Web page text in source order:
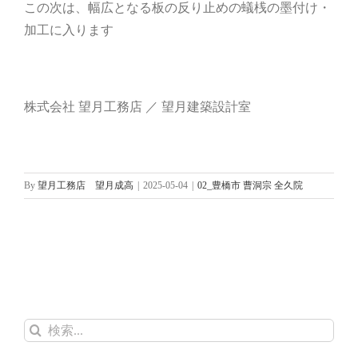
この次は、幅広となる板の反り止めの蟻桟の墨付け・
加工に入ります
株式会社 望月工務店 ／ 望月建築設計室
By 望月工務店 望月成高 2025-05-04 02_豊橋市 曹洞宗 全久院
検